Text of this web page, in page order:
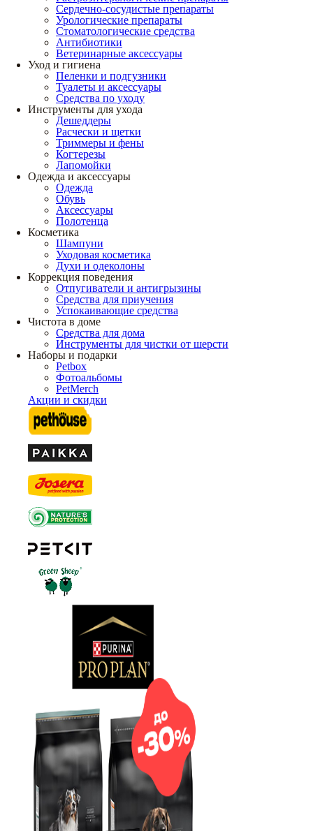
Сердечно-сосудистые препараты
Урологические препараты
Стоматологические средства
Антибиотики
Ветеринарные аксессуары
Уход и гигиена
Пеленки и подгузники
Туалеты и аксессуары
Средства по уходу
Инструменты для ухода
Дешеддеры
Расчески и щетки
Триммеры и фены
Когтерезы
Лапомойки
Одежда и аксессуары
Одежда
Обувь
Аксессуары
Полотенца
Косметика
Шампуни
Уходовая косметика
Духи и одеколоны
Коррекция поведения
Отпугиватели и антигрызины
Средства для приучения
Успокаивающие средства
Чистота в доме
Средства для дома
Инструменты для чистки от шерсти
Наборы и подарки
Petbox
Фотоальбомы
PetMerch
Акции и скидки